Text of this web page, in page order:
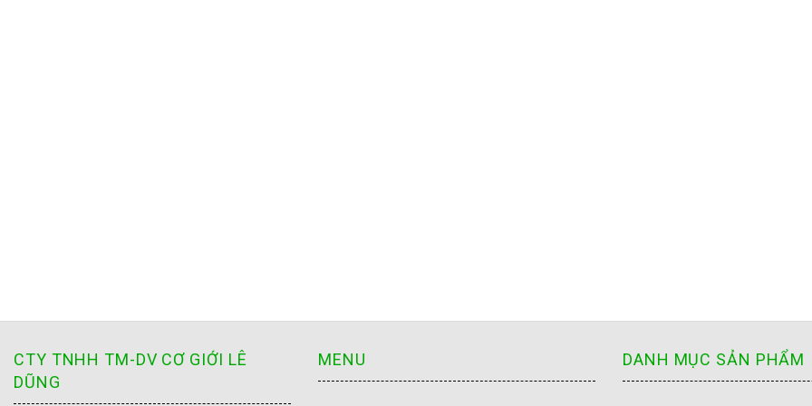
CTY TNHH TM-DV CƠ GIỚI LÊ
DŨNG
MENU DANH MỤC SẢN PHẨM